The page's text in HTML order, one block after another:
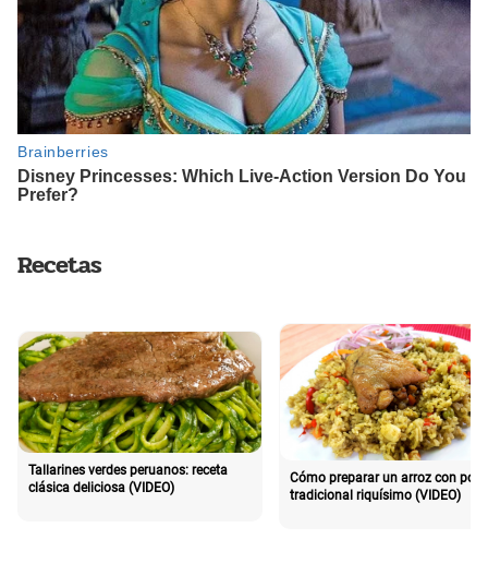
Recetas
Tallarines verdes peruanos: receta
clásica deliciosa (VIDEO)
Cómo preparar un arroz con pollo
tradicional riquísimo (VIDEO)